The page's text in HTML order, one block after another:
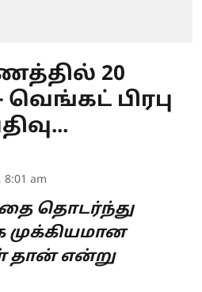
20
பிரபு
8:01 am
தொடர்ந்து
முக்கியமான
என்று